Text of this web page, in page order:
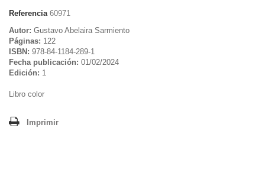
Referencia 60971
Autor: Gustavo Abelaira Sarmiento
Páginas: 122
ISBN: 978-84-1184-289-1
Fecha publicación: 01/02/2024
Edición: 1
Libro color
Imprimir